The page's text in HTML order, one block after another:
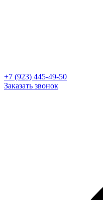
+7 (923) 445-49-50
Заказать звонок